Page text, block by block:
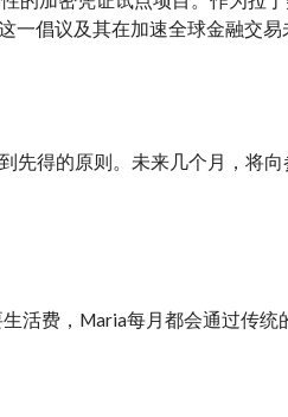
倡议及其在加速全球金融交易
得的原则。未来几个月，将向
活费，Maria每月都会通过传